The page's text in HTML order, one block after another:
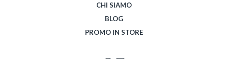
CHI SIAMO
BLOG
PROMO IN STORE